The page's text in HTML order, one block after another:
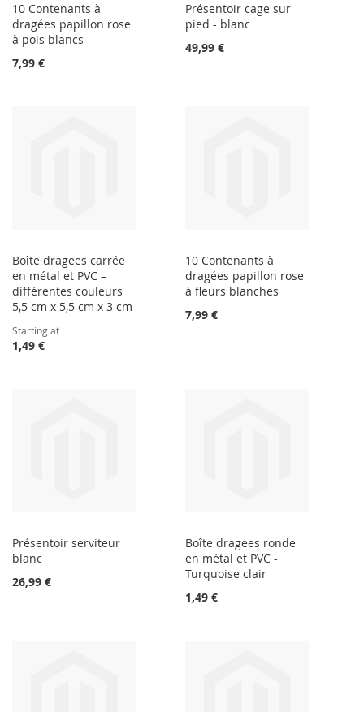
10 Contenants à
dragées papillon rose
à pois blancs
7,99 €
Présentoir cage sur
pied - blanc
49,99 €
Boîte dragees carrée
en métal et PVC –
différentes couleurs
5,5 cm x 5,5 cm x 3 cm
Starting at
1,49 €
10 Contenants à
dragées papillon rose
à fleurs blanches
7,99 €
Présentoir serviteur
blanc
26,99 €
Boîte dragees ronde
en métal et PVC -
Turquoise clair
1,49 €